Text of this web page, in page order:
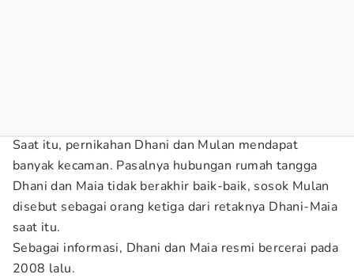
Saat itu, pernikahan Dhani dan Mulan mendapat
banyak kecaman. Pasalnya hubungan rumah tangga
Dhani dan Maia tidak berakhir baik-baik, sosok Mulan
disebut sebagai orang ketiga dari retaknya Dhani-Maia
saat itu.
Sebagai informasi, Dhani dan Maia resmi bercerai pada
2008 lalu.